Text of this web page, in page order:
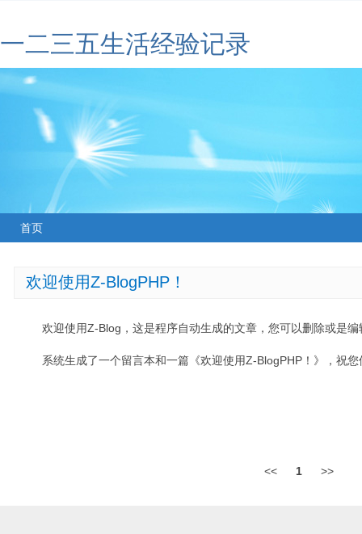
一二三五生活经验记录
首页
欢迎使用Z-BlogPHP！
欢迎使用Z-Blog，这是程序自动生成的文章，您可以删除或是编
系统生成了一个留言本和一篇《欢迎使用Z-BlogPHP！》，祝
<< 1 >>